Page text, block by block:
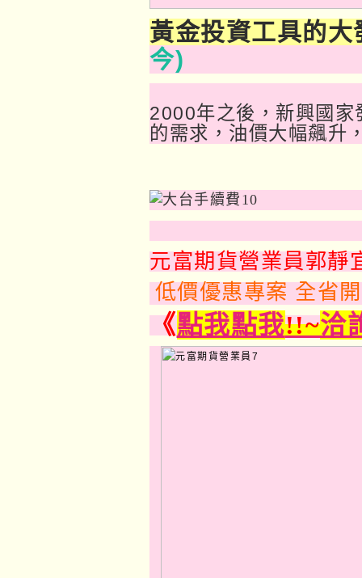
黃金投資工具的大
今)
2000年之後，新興國
的需求，油價大幅飆升
元富期貨營業員郭靜
低價優惠專案 全省
《點我點我!!~洽